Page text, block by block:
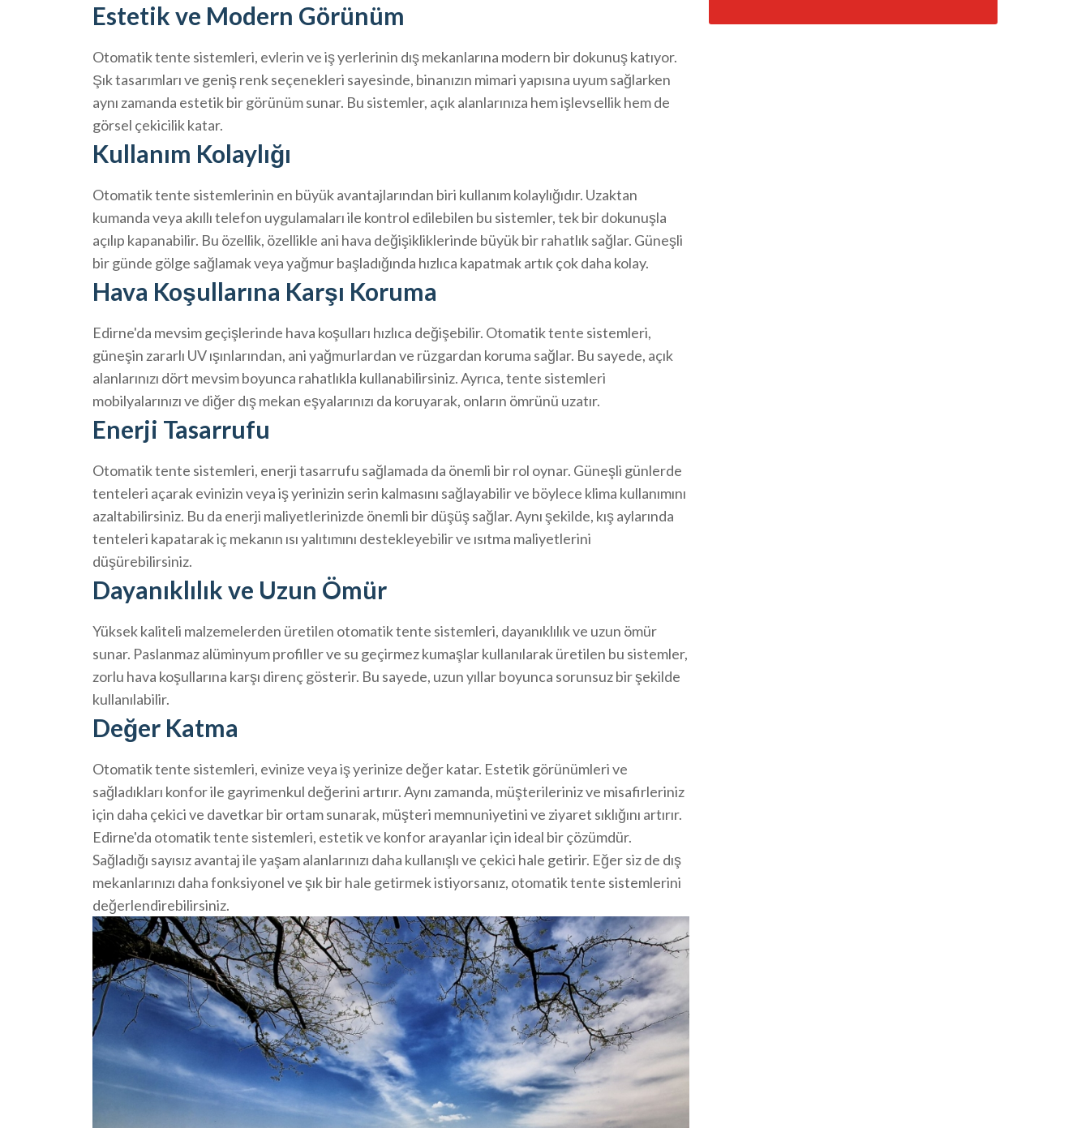
Estetik ve Modern Görünüm
Otomatik tente sistemleri, evlerin ve iş yerlerinin dış mekanlarına modern bir dokunuş katıyor.
Şık tasarımları ve geniş renk seçenekleri sayesinde, binanızın mimari yapısına uyum sağlarken
aynı zamanda estetik bir görünüm sunar. Bu sistemler, açık alanlarınıza hem işlevsellik hem de
görsel çekicilik katar.
Kullanım Kolaylığı
Otomatik tente sistemlerinin en büyük avantajlarından biri kullanım kolaylığıdır. Uzaktan
kumanda veya akıllı telefon uygulamaları ile kontrol edilebilen bu sistemler, tek bir dokunuşla
açılıp kapanabilir. Bu özellik, özellikle ani hava değişikliklerinde büyük bir rahatlık sağlar. Güneşli
bir günde gölge sağlamak veya yağmur başladığında hızlıca kapatmak artık çok daha kolay.
Hava Koşullarına Karşı Koruma
Edirne'da mevsim geçişlerinde hava koşulları hızlıca değişebilir. Otomatik tente sistemleri,
güneşin zararlı UV ışınlarından, ani yağmurlardan ve rüzgardan koruma sağlar. Bu sayede, açık
alanlarınızı dört mevsim boyunca rahatlıkla kullanabilirsiniz. Ayrıca, tente sistemleri
mobilyalarınızı ve diğer dış mekan eşyalarınızı da koruyarak, onların ömrünü uzatır.
Enerji Tasarrufu
Otomatik tente sistemleri, enerji tasarrufu sağlamada da önemli bir rol oynar. Güneşli günlerde
tenteleri açarak evinizin veya iş yerinizin serin kalmasını sağlayabilir ve böylece klima kullanımını
azaltabilirsiniz. Bu da enerji maliyetlerinizde önemli bir düşüş sağlar. Aynı şekilde, kış aylarında
tenteleri kapatarak iç mekanın ısı yalıtımını destekleyebilir ve ısıtma maliyetlerini
düşürebilirsiniz.
Dayanıklılık ve Uzun Ömür
Yüksek kaliteli malzemelerden üretilen otomatik tente sistemleri, dayanıklılık ve uzun ömür
sunar. Paslanmaz alüminyum profiller ve su geçirmez kumaşlar kullanılarak üretilen bu sistemler,
zorlu hava koşullarına karşı direnç gösterir. Bu sayede, uzun yıllar boyunca sorunsuz bir şekilde
kullanılabilir.
Değer Katma
Otomatik tente sistemleri, evinize veya iş yerinize değer katar. Estetik görünümleri ve
sağladıkları konfor ile gayrimenkul değerini artırır. Aynı zamanda, müşterileriniz ve misafirleriniz
için daha çekici ve davetkar bir ortam sunarak, müşteri memnuniyetini ve ziyaret sıklığını artırır.
Edirne'da otomatik tente sistemleri, estetik ve konfor arayanlar için ideal bir çözümdür.
Sağladığı sayısız avantaj ile yaşam alanlarınızı daha kullanışlı ve çekici hale getirir. Eğer siz de dış
mekanlarınızı daha fonksiyonel ve şık bir hale getirmek istiyorsanız, otomatik tente sistemlerini
değerlendirebilirsiniz.